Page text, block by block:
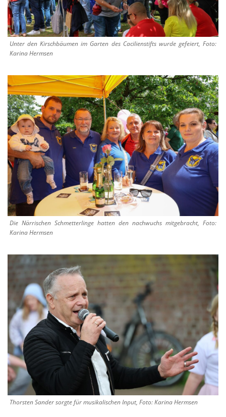
Unter den Kirschbäumen im Garten des Cacilienstifts wurde gefeiert, Foto:
Karina Hermsen
Die Närrischen Schmetterlinge hatten den nachwuchs mitgebracht, Foto:
Karina Hermsen
Thorsten Sander sorgte für musikalischen Input, Foto: Karina Hermsen